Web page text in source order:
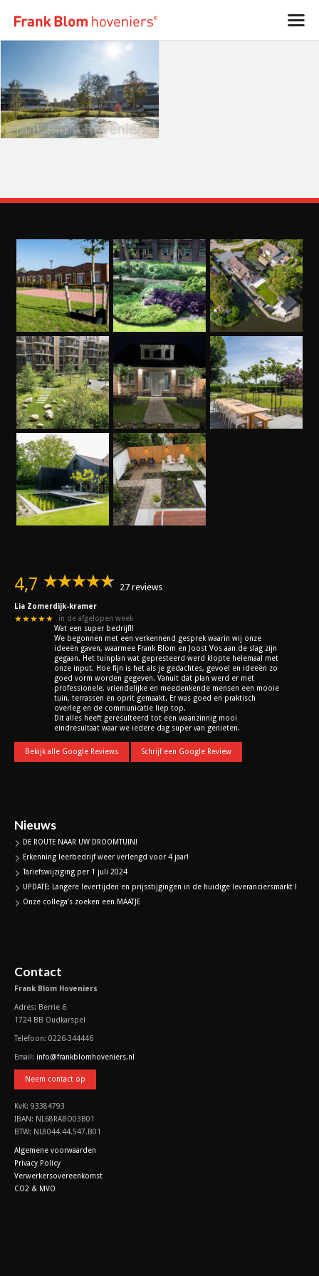
4,7 27 reviews
Lia Zomerdijk-kramer
★★★★★
in de afgelopen week
Wat een super bedrijf!!
We begonnen met een verkennend gesprek waarin wij onze
ideeën gaven, waarmee Frank Blom en Joost Vos aan de slag zijn
gegaan. Het tuinplan wat gepresteerd werd klopte helemaal met
onze input. Hoe fijn is het als je gedachtes, gevoel en ideeën zo
goed vorm worden gegeven. Vanuit dat plan werd er met
professionele, vriendelijke en meedenkende mensen een mooie
tuin, terrassen en oprit gemaakt. Er was goed en praktisch
overleg en de communicatie liep top.
Dit alles heeft geresulteerd tot een waanzinnig mooi
eindresultaat waar we iedere dag super van genieten.
Bekijk alle Google Reviews Schrijf een Google Review
Nieuws
DE ROUTE NAAR UW DROOMTUIN!
Erkenning leerbedrijf weer verlengd voor 4 jaar!
Tariefswijziging per 1 juli 2024
UPDATE: Langere levertijden en prijsstijgingen in de huidige leveranciersmarkt !
Onze collega’s zoeken een MAATJE
Contact
Frank Blom Hoveniers
Adres: Berrie 6
1724 BB Oudkarspel
Telefoon: 0226-344446
Email: info@frankblomhoveniers.nl
Neem contact op
KvK: 93384793
IBAN: NL68RABO03B01
BTW: NL8044.44.547.B01
Algemene voorwaarden
Privacy Policy
Verwerkersovereenkomst
CO2 & MVO